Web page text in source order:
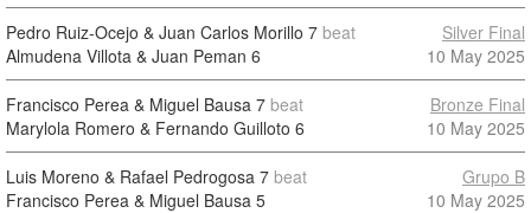
Pedro Ruiz-Ocejo & Juan Carlos Morillo 7 beat
Almudena Villota & Juan Peman 6
Silver Final
10 May 2025
Francisco Perea & Miguel Bausa 7 beat
Marylola Romero & Fernando Guilloto 6
Bronze Final
10 May 2025
Luis Moreno & Rafael Pedrogosa 7 beat
Francisco Perea & Miguel Bausa 5
Grupo B
10 May 2025